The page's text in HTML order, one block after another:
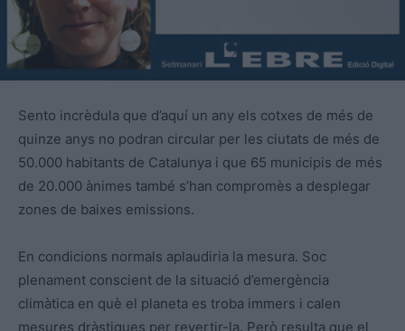
Sento incrèdula que d’aquí un any els cotxes de més de
quinze anys no podran circular per les ciutats de més de
50.000 habitants de Catalunya i que 65 municipis de més
de 20.000 ànimes també s’han compromès a desplegar
zones de baixes emissions.
En condicions normals aplaudiria la mesura. Soc
plenament conscient de la situació d’emergència
climàtica en què el planeta es troba immers i calen
mesures dràstiques per revertir-la. Però resulta que el